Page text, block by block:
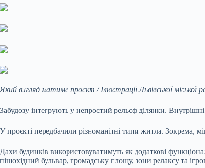
Який вигляд матиме проєкт / Ілюстрації Львівської міської
Забудову інтегрують у непростий рельєф ділянки.
У проєкті передбачили різноманітні типи житла. Зокрема,
Дахи будинків використовуватимуть як додаткові
пішохідний бульвар, громадську площу, зони релаксу та